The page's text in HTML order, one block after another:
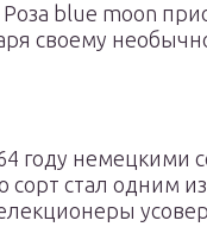
blue moon
своему
году немецкими
сорт стал одним